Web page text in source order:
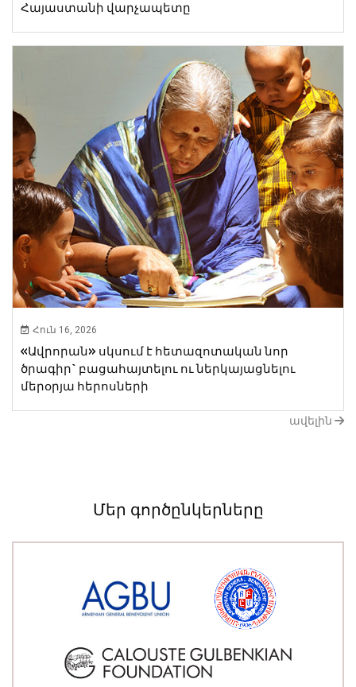
Հայաստանի վարչապետը
Հուն 16, 2026
«Ավրորան» սկսում է հետազոտական նոր ​​
ծրագիր` բացահայտելու ու ներկայացնելու
մերօրյա հերոսների
ավելին
Մեր գործընկերները